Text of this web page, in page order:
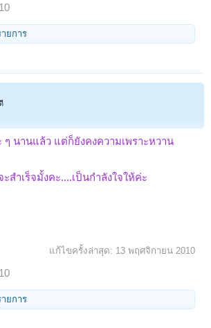
ายการ
ๆ นานแล้ว แต่ก็ยังคงความเพราะหวาน
สำเร็จมั้งคะ....เป็นกำลังใจให้ค่ะ
แก้ไขครั้งล่าสุด: 13 พฤศจิกายน 2010
ายการ